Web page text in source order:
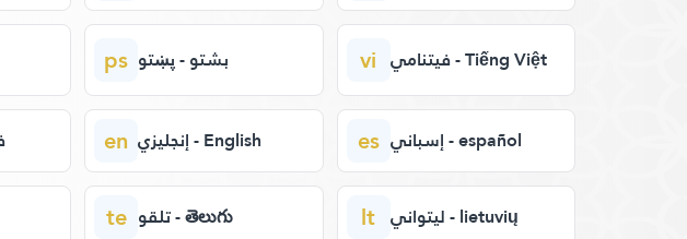
ps بشتو - پښتو vi فيتنامي - Tiếng Việt
en إنجليزي - English es إسباني - español
te تلقو - తెలుగు lt ليتواني - lietuvių